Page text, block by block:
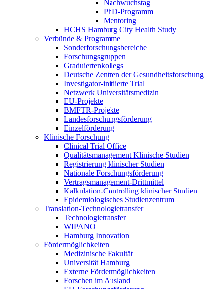
Nachwuchstag
PhD-Programm
Mentoring
HCHS Hamburg City Health Study
Verbünde & Programme
Sonderforschungsbereiche
Forschungsgruppen
Graduiertenkollegs
Deutsche Zentren der Gesundheitsforschung
Investigator-initiierte Trial
Netzwerk Universitätsmedizin
EU-Projekte
BMFTR-Projekte
Landesforschungsförderung
Einzelförderung
Klinische Forschung
Clinical Trial Office
Qualitätsmanagement Klinische Studien
Registrierung klinischer Studien
Nationale Forschungsförderung
Vertragsmanagement-Drittmittel
Kalkulation-Controlling klinischer Studien
Epidemiologisches Studienzentrum
Translation-Technologietransfer
Technologietransfer
WIPANO
Hamburg Innovation
Fördermöglichkeiten
Medizinische Fakultät
Universität Hamburg
Externe Fördermöglichkeiten
Forschen im Ausland